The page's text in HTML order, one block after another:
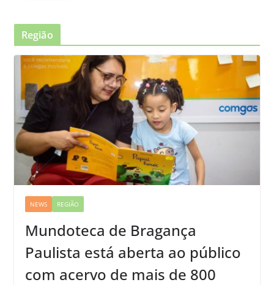
Região
NEWS REGIÃO
Mundoteca de Bragança
Paulista está aberta ao público
com acervo de mais de 800